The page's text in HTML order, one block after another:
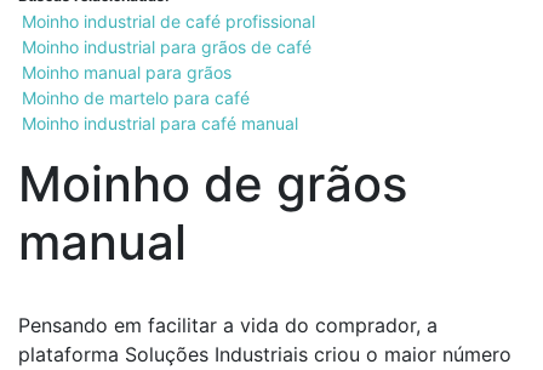
Moinho industrial de café profissional
Moinho industrial para grãos de café
Moinho manual para grãos
Moinho de martelo para café
Moinho industrial para café manual
Moinho de grãos
manual
Pensando em facilitar a vida do comprador, a
plataforma Soluções Industriais criou o maior número